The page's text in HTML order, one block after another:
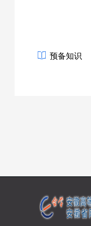
预备知识